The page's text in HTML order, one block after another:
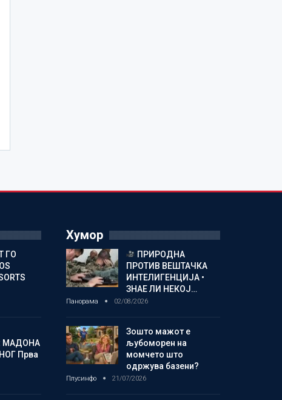
ГО
МАДОНА
Прва
Хумор
ПРИРОДНА
ПРОТИВ ВЕШТАЧКА
ИНТЕЛИГЕНЦИЈА •
ЗНАЕ ЛИ НЕКОЈ…
Панорама 02/08/2026
Зошто мажот е
љубоморен на
момчето што
одржува базени?
Плусинфо 21/07/2026